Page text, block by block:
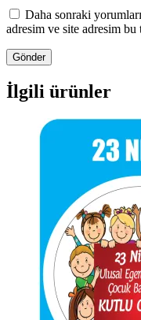
Daha sonraki
adresim ve site adresim bu
İlgili ürünler